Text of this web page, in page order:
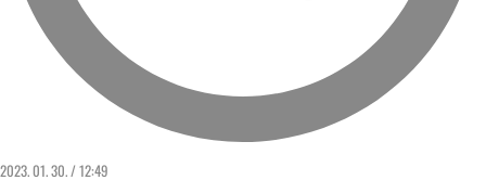
2023. 01. 30. / 12:49